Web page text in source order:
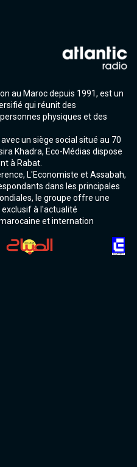
au Maroc depuis 1991, est un
qui réunit des
physiques et des
un siège social situé au 70
Khadra, Eco-Médias dispose
à Rabat.
L'Economiste et Assabah,
dans les principales
le groupe offre une
à l'actualité
et internation